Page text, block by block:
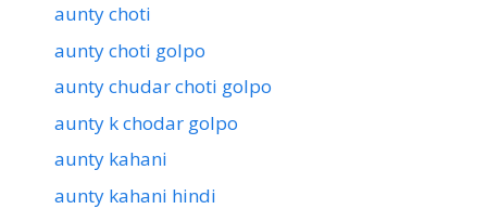
aunty choti
aunty choti golpo
aunty chudar choti golpo
aunty k chodar golpo
aunty kahani
aunty kahani hindi